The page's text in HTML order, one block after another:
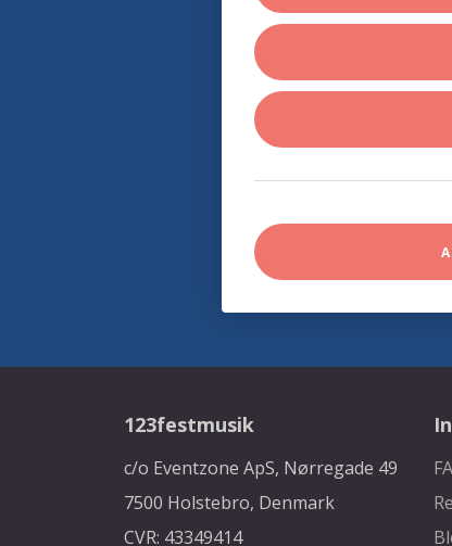
123festmusik
c/o Eventzone ApS, Nørregade 49
7500 Holstebro, Denmark
CVR: 43349414